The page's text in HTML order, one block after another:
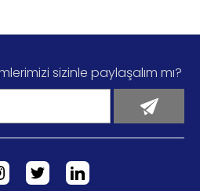
sizinle paylaşalım mı?